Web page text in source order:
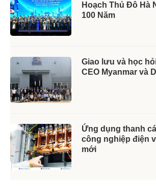
Hoạch Thủ Đô Hà
100 Năm
Giao lưu và học
CEO Myanmar và
Ứng dụng thanh
công nghiệp điện
mới